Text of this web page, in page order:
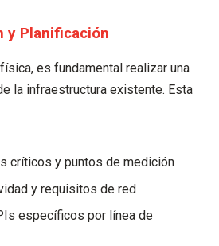
y Planificación
es fundamental realizar una
la infraestructura existente. Esta
críticos y puntos de medición
y requisitos de red
específicos por línea de